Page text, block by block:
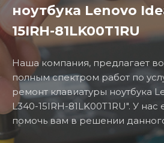
ноутбука Lenovo
15IRH-81LK00T1RU
Наша компания, предлагает
полным спектром работ по
ремонт клавиатуры ноутбука
L340-15IRH-81LK00T1RU". У нас
помочь вам в решении